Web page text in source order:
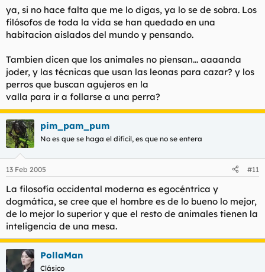
ya, si no hace falta que me lo digas, ya lo se de sobra. Los
filósofos de toda la vida se han quedado en una
habitacion aislados del mundo y pensando.
Tambien dicen que los animales no piensan... aaaanda
joder, y las técnicas que usan las leonas para cazar? y los
perros que buscan agujeros en la
valla para ir a follarse a una perra?
pim_pam_pum
No es que se haga el dificil, es que no se entera
13 Feb 2005 #11
La filosofía occidental moderna es egocéntrica y
dogmática, se cree que el hombre es de lo bueno lo mejor,
de lo mejor lo superior y que el resto de animales tienen la
inteligencia de una mesa.
PollaMan
Clásico